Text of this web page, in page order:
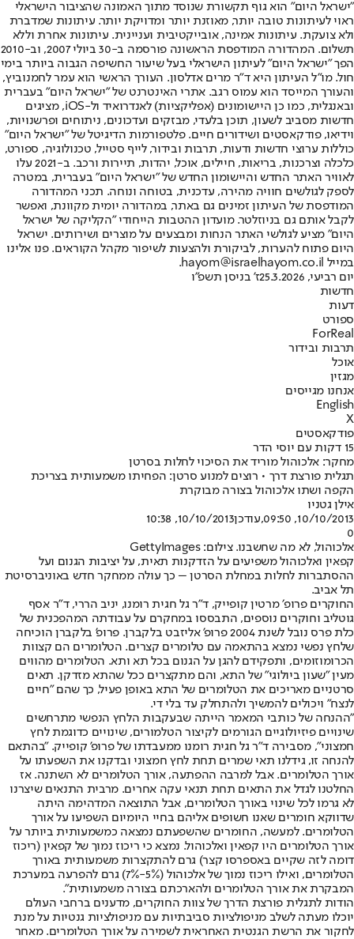
"ישראל היום" הוא גוף תקשורת שנוסד מתוך האמונה שהציבור הישראלי
ראוי לעיתונות טובה יותר, מאוזנת יותר ומדויקת יותר. עיתונות שמדברת
ולא צועקת. עיתונות אמינה, אובייקטיבית ועניינית. עיתונות אחרת וללא
תשלום. המהדורה המודפסת הראשונה פורסמה ב-30 ביולי 2007, וב-2010
הפך "ישראל היום" לעיתון הישראלי בעל שיעור החשיפה הגבוה ביותר בימי
חול. מו"ל העיתון היא ד"ר מרים אדלסון. העורך הראשי הוא עמר לחמנוביץ,
והעורך המייסד הוא עמוס רגב. אתרי האינטרנט של "ישראל היום" בעברית
ובאנגלית, כמו כן היישומונים (אפליקציות) לאנדרואיד ול-iOS, מציגים
חדשות מסביב לשעון, תוכן בלעדי, מבזקים ועדכונים, ניתוחים ופרשנויות,
וידיאו, פודקאסטים ושידורים חיים. פלטפורמות הדיגיטל של "ישראל היום"
כוללות ערוצי חדשות ודעות, תרבות ובידור, לייף סטייל, טכנולוגיה, ספורט,
כלכלה וצרכנות, בריאות, חיילים, אוכל, יהדות, תיירות ורכב. ב-2021 עלו
לאוויר האתר החדש והיישומון החדש של "ישראל היום" בעברית, במטרה
לספק לגולשים חוויה מהירה, עדכנית, בטוחה ונוחה. תכני המהדורה
המודפסת של העיתון זמינים גם באתר, במהדורה יומית מקוונת, ואפשר
לקבל אותם גם בניוזלטר. מועדון ההטבות הייחודי "הקליקה של ישראל
היום" מציע לגולשי האתר הנחות ומבצעים על מוצרים ושירותים. ישראל
היום פתוח להערות, לביקורת ולהצעות לשיפור מקהל הקוראים. פנו אלינו
במייל hayom@israelhayom.co.il.
יום רביעי, 25.3.2026
ז' בניסן תשפ"ו
חדשות
דעות
ספורט
ForReal
תרבות ובידור
אוכל
מגזין
אנחנו מגייסים
English
X
פודקאסטים
15 דקות עם יוסי הדר
מחקר: אלכוהול מוריד את הסיכוי לחלות בסרטן
תגלית פורצת דרך • רוצים למנוע סרטן: הפחיתו משמעותית בצריכת
הקפה ושתו אלכוהול בצורה מבוקרת
אילן גטניו
10/10/2013, 09:50
,עודכן10/10/2013, 10:38
0
אלכוהול, לא מה שחשבנו. צילום: GettyImages
קפאין ואלכוהול משפיעים על הזדקנות תאית, על יציבות הגנום ועל
ההסתברות לחלות במחלת הסרטן – כך עולה ממחקר חדש באוניברסיטת
תל אביב.
החוקרים פרופ׳ מרטין קופייק, ד״ר גל חגית רומנו, יניב הררי, ד״ר אסף
גוטליב וחוקרים נוספים, התבססו במחקרם על עבודתה המהפכנית של
כלת פרס נובל לשנת 2004 פרופ' אליזבט בלקברן. פרופ' בלקברן הוכיחה
שלחץ נפשי נמצא בהתאמה עם טלומרים קצרים. הטלומרים הם קצוות
הכרומוזומים, ותפקידם להגן על הגנום בכל תא ותא. הטלומרים מהווים
מעין ״שעון ביולוגי״ של התא, והם מתקצרים ככל שהתא מזדקן. תאים
סרטניים מאריכים את הטלומרים של התא באופן פעיל, כך שהם "חיים
לנצח" ויכולים להמשיך ולהתחלק עד בלי די.
"ההנחה של כותבי המאמר הייתה שבעקבות הלחץ הנפשי מתרחשים
שינויים פיזיולוגיים הגורמים לקיצור הטלמורים, שינויים כדוגמת לחץ
חמצוני", מסבירה ד"ר גל חגית רומנו ממעבדתו של פרופ' קופייק. "בהתאם
להנחה זו, גידלנו תאי שמרים תחת לחץ חמצוני ובדקנו את השפעתו על
אורך הטלומרים. אבל למרבה ההפתעה, אורך הטלומרים לא השתנה. אז
החלטנו לגדל את התאים תחת תנאי עקה אחרים. מרבית התנאים שיצרנו
לא גרמו לכל שינוי באורך הטלומרים, אבל התוצאה המדהימה היתה
שדווקא חומרים שאנו חשופים אליהם בחיי היומיום השפיעו על אורך
הטלומרים. למעשה, החומרים שהשפעתם נמצאה כמשמעותית ביותר על
אורך הטלומרים היו קפאין ואלכוהול. נמצא כי ריכוז נמוך של קפאין (ריכוז
דומה לזה שקיים באספרסו קצר) גרם להתקצרות משמעותית באורך
הטלומרים, ואילו ריכוז נמוך של אלכוהול (5%-7%) גרם להפרעה במערכת
המבקרת את אורך הטלומרים ולהארכתם בצורה משמעותית".
הודות לתגלית פורצת הדרך של צוות החוקרים, מדענים ברחבי העולם
יוכלו מעתה לשלב מניפולציות סביבתיות עם מניפולציות גנטיות על מנת
לחקור את הרשת הגנטית האחראית לשמירה על אורך הטלומרים. מאחר